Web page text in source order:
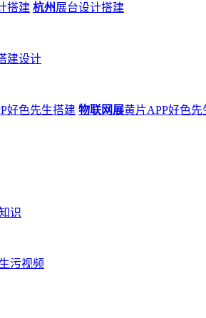
搭建 杭州展台设计搭建
建设计
好色先生搭建 物联网展黄片APP好色先
识
污视频